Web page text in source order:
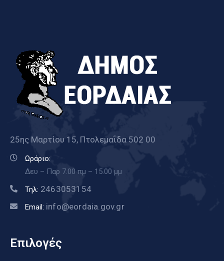
25ης Μαρτίου 15, Πτολεμαΐδα 502 00
Ωράριο:
Δευ – Παρ 7.00 πμ – 15.00 μμ
Τηλ: 2463053154
Email: info@eordaia.gov.gr
Επιλογές